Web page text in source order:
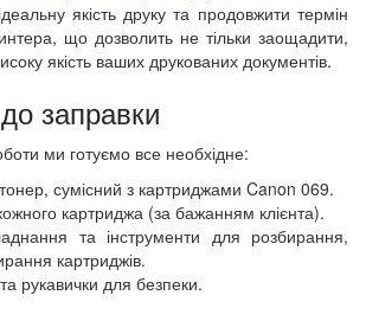
якість друку та продовжити термін
що дозволить не тільки заощадити,
якість ваших друкованих документів.
заправки
ми готуємо все необхідне:
сумісний з картриджами Canon 069.
картриджа (за бажанням клієнта).
та інструменти для розбирання,
картриджів.
рукавички для безпеки.